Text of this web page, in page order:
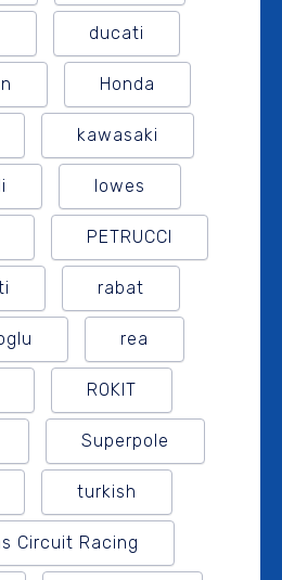
ducati
Honda
kawasaki
lowes
PETRUCCI
rabat
rea
ROKIT
Superpole
turkish
Circuit Racing